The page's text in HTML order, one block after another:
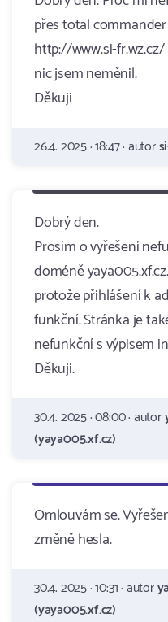
přes total
http://www.si-fr.wz.cz/
nic jsem neměnil.
Děkuji
26.4. 2025 · 18:47 · autor
Dobrý den.
Prosím o vyřešení
doméně
protože přihlášení k
funkční. Stránka je
nefunkční s výpisem
Děkuji.
30.4. 2025 · 08:00 · autor
(yaya005.xf.cz)
Omlouvám se.
změně hesla.
30.4. 2025 · 10:31 · autor
(yaya005.xf.cz)